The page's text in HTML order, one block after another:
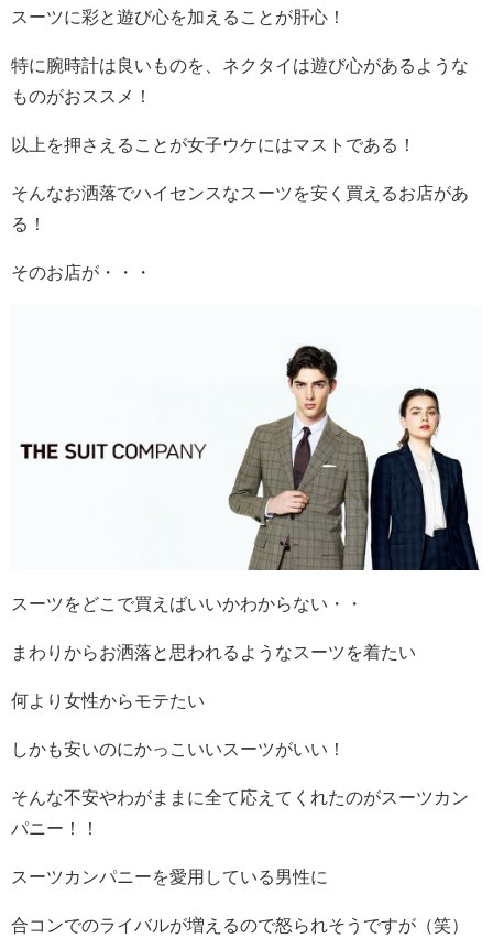
スーツに彩と遊び心を加えることが肝心！
特に腕時計は良いものを、ネクタイは遊び心があるような
ものがおススメ！
以上を押さえることが女子ウケにはマストである！
そんなお洒落でハイセンスなスーツを安く買えるお店があ
る！
そのお店が・・・
スーツをどこで買えばいいかわからない・・
まわりからお洒落と思われるようなスーツを着たい
何より女性からモテたい
しかも安いのにかっこいいスーツがいい！
そんな不安やわがままに全て応えてくれたのがスーツカン
パニー！！
スーツカンパニーを愛用している男性に
合コンでのライバルが増えるので怒られそうですが（笑）